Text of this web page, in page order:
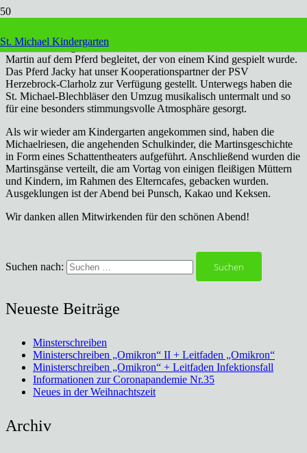
St. Michael Kindergarten
St. Martinsfest gefeiert. Auch diese Mal wurden wir wieder von St.
Martin auf dem Pferd begleitet, der von einem Kind gespielt wurde.
Das Pferd Jacky hat unser Kooperationspartner der PSV
Herzebrock-Clarholz zur Verfügung gestellt. Unterwegs haben die
St. Michael-Blechbläser den Umzug musikalisch untermalt und so
für eine besonders stimmungsvolle Atmosphäre gesorgt.
Als wir wieder am Kindergarten angekommen sind, haben die
Michaelriesen, die angehenden Schulkinder, die Martinsgeschichte
in Form eines Schattentheaters aufgeführt. Anschließend wurden die
Martinsgänse verteilt, die am Vortag von einigen fleißigen Müttern
und Kindern, im Rahmen des Elterncafes, gebacken wurden.
Ausgeklungen ist der Abend bei Punsch, Kakao und Keksen.
Wir danken allen Mitwirkenden für den schönen Abend!
Suchen nach:
Neueste Beiträge
Minsterschreiben
Ministerschreiben „Omikron“ II + Leitfaden „Omikron“
Ministerschreiben „Omikron“ + Leitfaden Infektionsfall
Informationen zur Coronapandemie Nr.35
Neues in der Weihnachtszeit
Archiv